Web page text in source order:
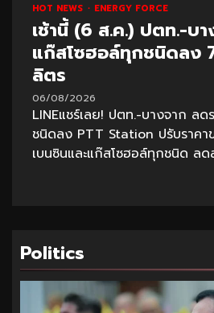
HOT NEWS ENERGY FORCE
เช้านี้ (6 ส.ค.) ปตท.-บ
แก๊สโซฮอล์ทุกชนิดลง
ลิตร
06/08/2026
LINEแชร์เลย! ปตท.-บางจาก ลด
ชนิดลง PTT Station ปรับราค
เบนซินและแก๊สโซฮอล์ทุกชนิด ล
Politics